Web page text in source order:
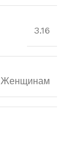
3.16
Женщинам